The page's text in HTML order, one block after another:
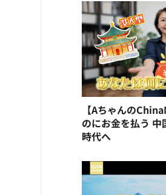
【Aちゃんの
のにお金を払う
時代へ